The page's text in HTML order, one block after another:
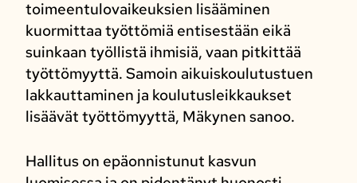
toimeentulovaikeuksien lisääminen
kuormittaa työttömiä entisestään eikä
suinkaan työllistä ihmisiä, vaan pitkittää
työttömyyttä. Samoin aikuiskoulutustuen
lakkauttaminen ja koulutusleikkaukset
lisäävät työttömyyttä, Mäkynen sanoo.
Hallitus on epäonnistunut kasvun